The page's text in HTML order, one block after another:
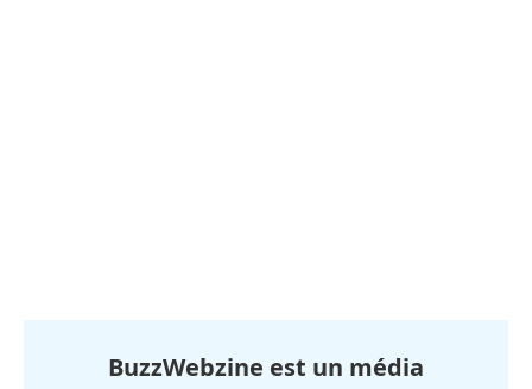
BuzzWebzine est un média